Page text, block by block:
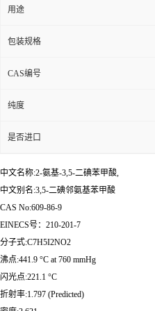
用途
包装规格
CAS编号
纯度
是否进口
中文名称:2-氨基-3,5-二碘苯甲酸,
中文别名:3,5-二碘邻氨基苯甲酸
CAS No:609-86-9
EINECS号：210-201-7
分子式:C7H5I2NO2
沸点:441.9 °C at 760 mmHg
闪光点:221.1 °C
折射率:1.797 (Predicted)